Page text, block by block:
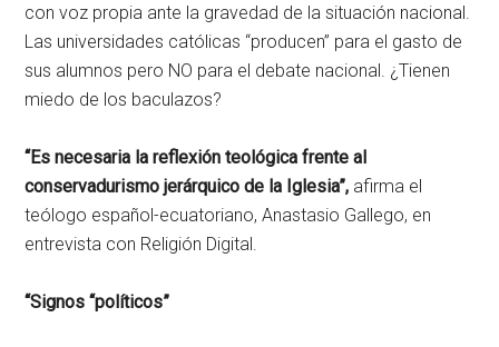
con voz propia ante la gravedad de la situación nacional.
Las universidades católicas “producen” para el gasto de
sus alumnos pero NO para el debate nacional. ¿Tienen
miedo de los baculazos?
“Es necesaria la reflexión teológica frente al
conservadurismo jerárquico de la Iglesia”, afirma el
teólogo español-ecuatoriano, Anastasio Gallego, en
entrevista con Religión Digital.
“Signos “políticos”